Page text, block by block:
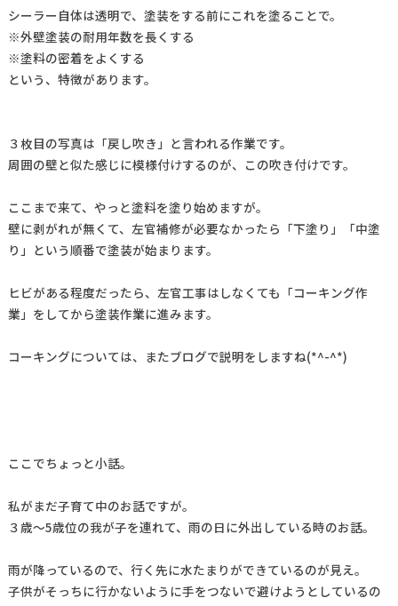
シーラー自体は透明で、塗装をする前にこれを塗ることで。
※外壁塗装の耐用年数を長くする
※塗料の密着をよくする
という、特徴があります。
３枚目の写真は「戻し吹き」と言われる作業です。
周囲の壁と似た感じに模様付けするのが、この吹き付けです。
ここまで来て、やっと塗料を塗り始めますが。
壁に剥がれが無くて、左官補修が必要なかったら「下塗り」「中塗
り」という順番で塗装が始まります。
ヒビがある程度だったら、左官工事はしなくても「コーキング作
業」をしてから塗装作業に進みます。
コーキングについては、またブログで説明をしますね(*^-^*)
ここでちょっと小話。
私がまだ子育て中のお話ですが。
３歳～5歳位の我が子を連れて、雨の日に外出している時のお話。
雨が降っているので、行く先に水たまりができているのが見え。
子供がそっちに行かないように手をつないで避けようとしているの